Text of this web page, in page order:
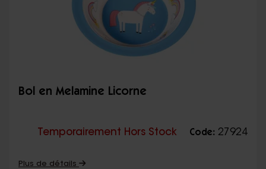
Bol en Melamine Licorne
Temporairement Hors Stock Code: 27924
Plus de détails